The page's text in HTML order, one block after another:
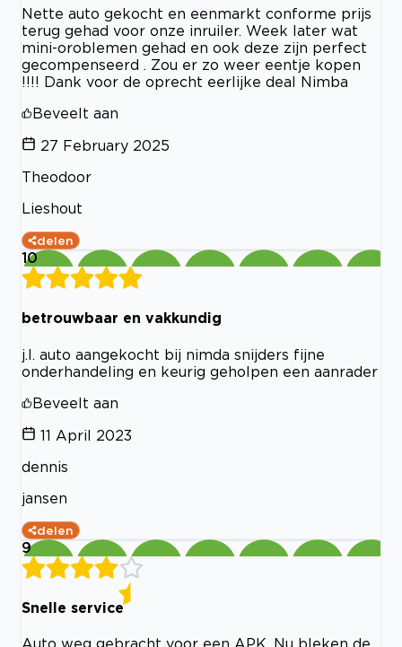
Nette auto gekocht en eenmarkt conforme prijs
terug gehad voor onze inruiler. Week later wat
mini-oroblemen gehad en ook deze zijn perfect
gecompenseerd . Zou er zo weer eentje kopen
!!!! Dank voor de oprecht eerlijke deal Nimba
Beveelt aan
27 February 2025
Theodoor
Lieshout
delen
10
betrouwbaar en vakkundig
j.l. auto aangekocht bij nimda snijders fijne
onderhandeling en keurig geholpen een aanrader
Beveelt aan
11 April 2023
dennis
jansen
delen
9
Snelle service
Auto weg gebracht voor een APK. Nu bleken de